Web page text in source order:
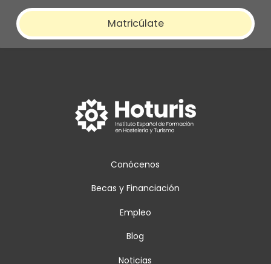
Matricúlate
Conócenos
Becas y Financiación
Empleo
Blog
Noticias